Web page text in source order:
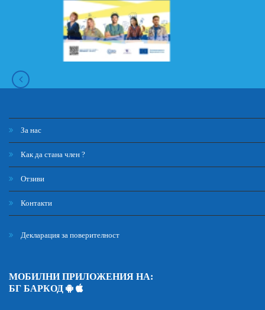
За нас
Как да стана член ?
Отзиви
Контакти
Декларация за поверителност
МОБИЛНИ ПРИЛОЖЕНИЯ НА:
БГ БАРКОД